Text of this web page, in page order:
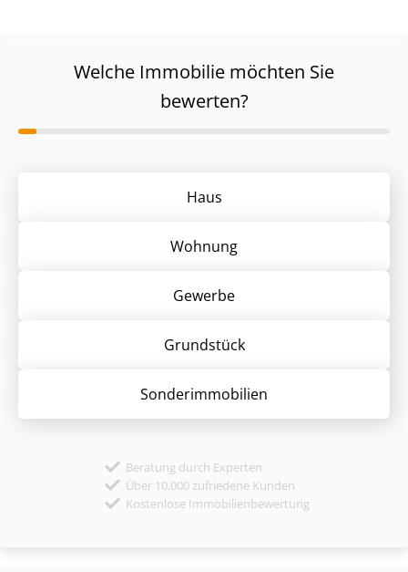
Welche Immobilie möchten Sie
bewerten?
Haus
Wohnung
Gewerbe
Grund­stück
Sonder­immobilien
Beratung durch Experten
Über 10.000 zufriedene Kunden
Kostenlose Immobilienbewertung